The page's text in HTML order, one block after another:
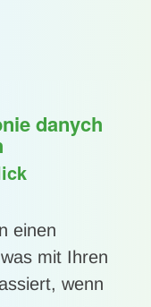
danych
einen
mit Ihren
wenn